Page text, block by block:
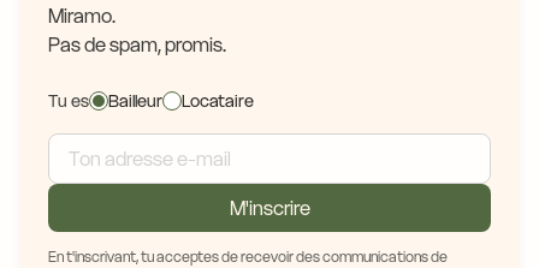
Miramo.
Pas de spam, promis.
Tu es Bailleur Locataire
M'inscrire
En t'inscrivant, tu acceptes de recevoir des communications de